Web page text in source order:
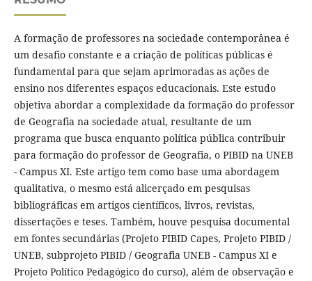
A formação de professores na sociedade contemporânea é
um desafio constante e a criação de políticas públicas é
fundamental para que sejam aprimoradas as ações de
ensino nos diferentes espaços educacionais. Este estudo
objetiva abordar a complexidade da formação do professor
de Geografia na sociedade atual, resultante de um
programa que busca enquanto política pública contribuir
para formação do professor de Geografia, o PIBID na UNEB
- Campus XI. Este artigo tem como base uma abordagem
qualitativa, o mesmo está alicerçado em pesquisas
bibliográficas em artigos científicos, livros, revistas,
dissertações e teses. Também, houve pesquisa documental
em fontes secundárias (Projeto PIBID Capes, Projeto PIBID /
UNEB, subprojeto PIBID / Geografia UNEB - Campus XI e
Projeto Político Pedagógico do curso), além de observação e